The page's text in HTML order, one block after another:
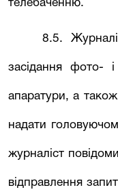
телебаченню.
8.5.
засідання фото- і
апаратури, а
надати
журналіст
відправлення